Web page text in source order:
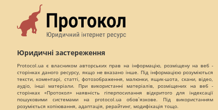
Юридичні застереження
Protocol.ua є власником авторських прав на інформацію, розміщену на веб -
сторінках даного ресурсу, якщо не вказано інше. Під інформацією розуміються
тексти, коментарі, статті, фотозображення, малюнки, ящик-шота, скани, відео,
аудіо, інші матеріали. При використанні матеріалів, розміщених на веб -
сторінках «Протокол» наявність гіперпосилання відкритого для індексації
пошуковими системами на protocol.ua обов`язкове. Під використанням
розуміється копіювання, адаптація, рерайтинг, модифікація тощо.